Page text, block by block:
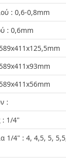
: 0,6-0,8mm
: 0,6mm
:
: 1/4"
1/4" : 4, 4,5, 5,